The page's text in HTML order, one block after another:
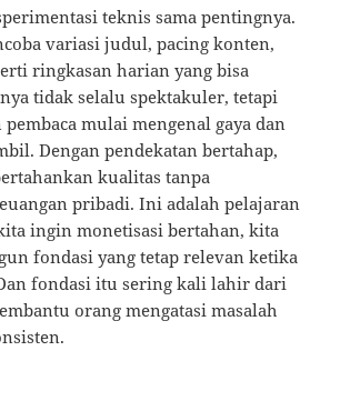
teknis sama pentingnya.
variasi judul, pacing konten,
ringkasan harian yang bisa
tidak selalu spektakuler, tetapi
mulai mengenal gaya dan
Dengan pendekatan bertahap,
kualitas tanpa
pribadi. Ini adalah pelajaran
ingin monetisasi bertahan, kita
fondasi yang tetap relevan ketika
fondasi itu sering kali lahir dari
orang mengatasi masalah